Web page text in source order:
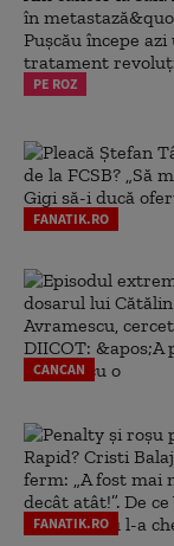
PE ROZ
FANATIK.RO
CANCAN
FANATIK.RO